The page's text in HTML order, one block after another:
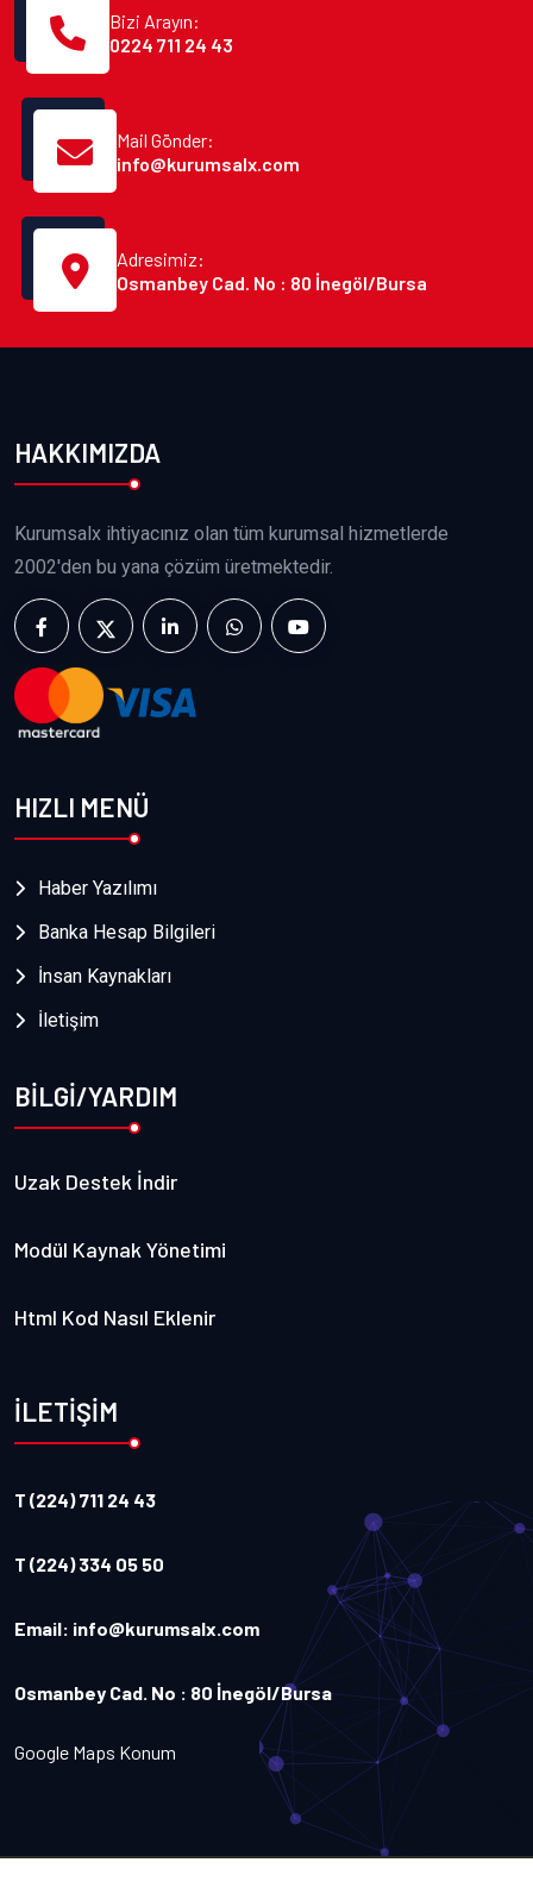
Bizi Arayın:
0224 711 24 43
Mail Gönder:
info@kurumsalx.com
Adresimiz:
Osmanbey Cad. No : 80 İnegöl/Bursa
HAKKIMIZDA
Kurumsalx ihtiyacınız olan tüm kurumsal hizmetlerde
2002'den bu yana çözüm üretmektedir.
HIZLI MENÜ
Haber Yazılımı
Banka Hesap Bilgileri
İnsan Kaynakları
İletişim
BİLGİ/YARDIM
Uzak Destek İndir
Modül Kaynak Yönetimi
Html Kod Nasıl Eklenir
İLETİŞİM
T (224) 711 24 43
T (224) 334 05 50
Email: info@kurumsalx.com
Osmanbey Cad. No : 80 İnegöl/Bursa
Google Maps Konum